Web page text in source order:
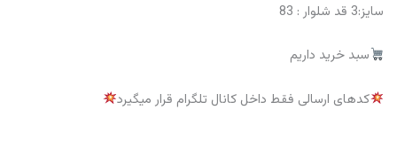
سایز:3 قد شلوار : 83
سبد خرید داریم
کدهای ارسالی فقط داخل کانال تلگرام قرار میگیرد